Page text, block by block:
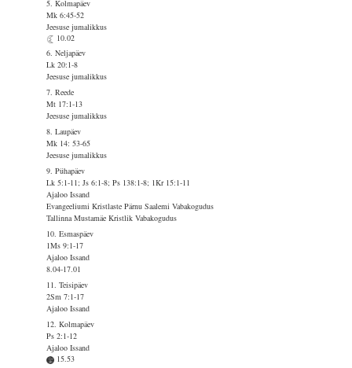
5. Kolmapäev
Mk 6:45-52
Jeesuse jumalikkus
10.02
6. Neljapäev
Lk 20:1-8
Jeesuse jumalikkus
7. Reede
Mt 17:1-13
Jeesuse jumalikkus
8. Laupäev
Mk 14: 53-65
Jeesuse jumalikkus
9. Pühapäev
Lk 5:1-11; Js 6:1-8; Ps 138:1-8; 1Kr 15:1-11
Ajaloo Issand
Evangeeliumi Kristlaste Pärnu Saalemi Vabakogudus
Tallinna Mustamäe Kristlik Vabakogudus
10. Esmaspäev
1Ms 9:1-17
Ajaloo Issand
8.04-17.01
11. Teisipäev
2Sm 7:1-17
Ajaloo Issand
12. Kolmapäev
Ps 2:1-12
Ajaloo Issand
15.53